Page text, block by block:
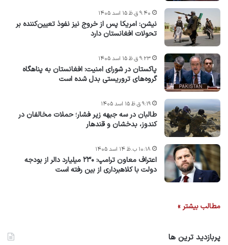
نیشن: امریکا پس از خروج نیز نفوذ تعیین‌کننده بر
تحولات افغانستان دارد
۹:۴۰ ق.ظ ۱۵ اسد ۱۴۰۵
پاکستان در شورای امنیت: افغانستان به پناهگاه
گروه‌های تروریستی بدل شده است
۹:۲۳ ق.ظ ۱۵ اسد ۱۴۰۵
طالبان در سه جبهه زیر فشار؛ حملات مخالفان در
کندوز، بدخشان و قندهار
۹:۱۹ ق.ظ ۱۵ اسد ۱۴۰۵
اعتراف معاون ترامپ: ۲۳۰ میلیارد دالر از بودجه
دولت با کلاهبرداری از بین رفته است
۱۰:۱۸ ب.ظ ۱۴ اسد ۱۴۰۵
مطالب بیشتر »
پربازدید ترین ها